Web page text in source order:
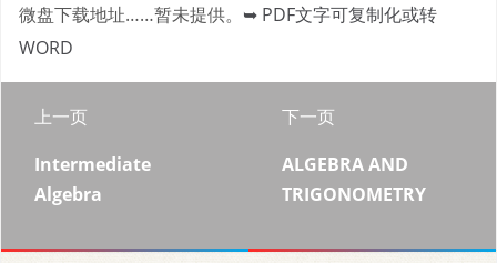
微盘下载地址……暂未提供。 ➥ PDF文字可复制化或转
WORD
上一页
Intermediate
Algebra
下一页
ALGEBRA AND
TRIGONOMETRY